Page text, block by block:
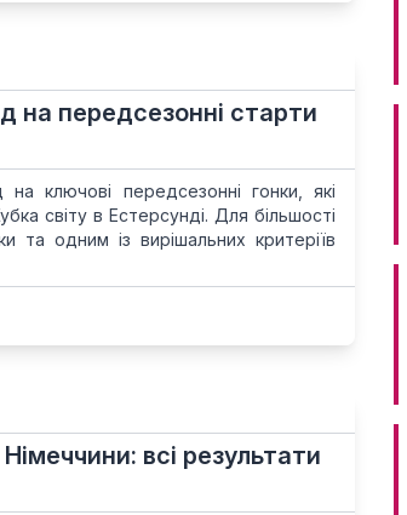
на передсезонні старти
на ключові передсезонні гонки, які
світу в Естерсунді. Для більшості
та одним із вирішальних критеріїв
всі результати